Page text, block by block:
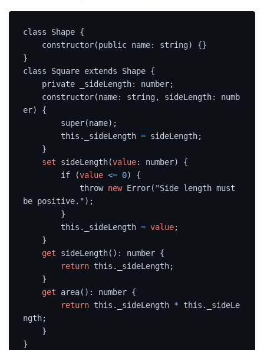
class Shape {
}
class Square extends Shape {
er) {
        this._sideLength
= sideLength;
set sideLength(value: number) {
        if (
value <= 0) {
            throw
new Error("Side length must
be positive.");
        this._sideLength
= value;
get sideLength(): number {
return this._sideLength;
get area(): number {
return this._sideLength * this._sideLe
ngth;
}